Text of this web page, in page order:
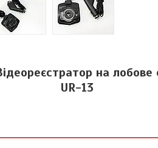
на
UR-13